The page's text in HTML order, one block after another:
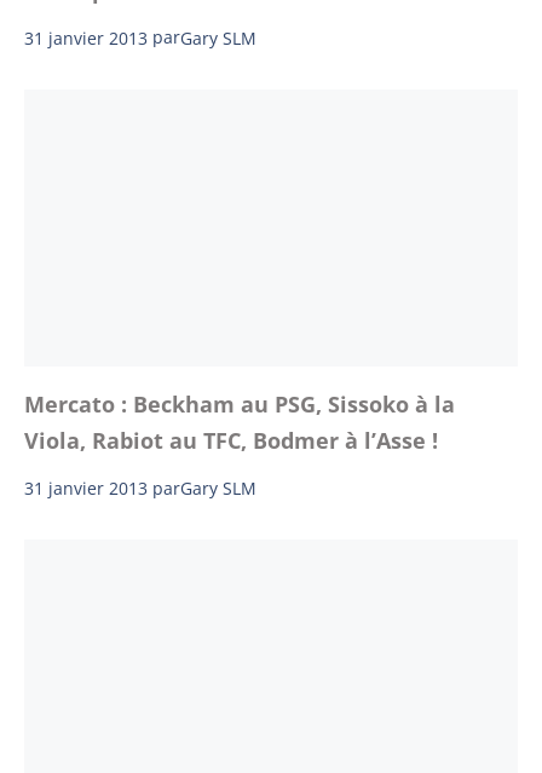
31 janvier 2013 parGary SLM
Mercato : Beckham au PSG, Sissoko à la
Viola, Rabiot au TFC, Bodmer à l’Asse !
31 janvier 2013 parGary SLM